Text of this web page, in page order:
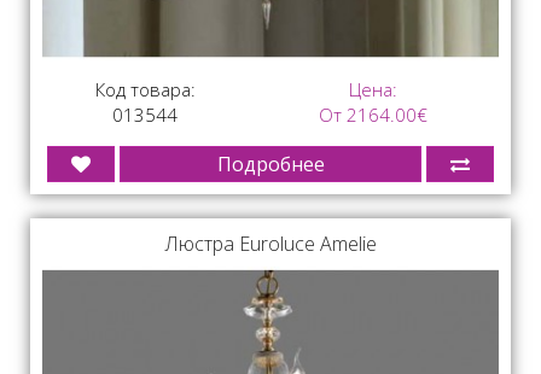
Код товара:
013544
Цена:
От 2164.00€
Подробнее
Люстра Euroluce Amelie